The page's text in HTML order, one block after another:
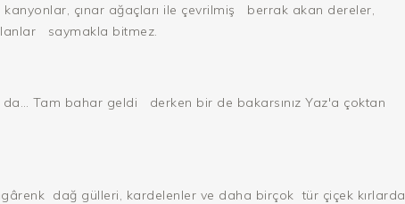
çınar ağaçları ile çevrilmiş
berrak akan dereler,
saymakla bitmez.
da… Tam bahar geldi
derken bir de bakarsınız Yaz'a çoktan
dağ gülleri, kardelenler ve daha birçok tür çiçek kırlarda